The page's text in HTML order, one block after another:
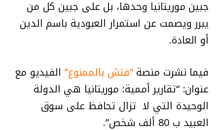
جبين موريتانيا وحدها، بل على جبين كل من
يبرر ويصمت عن استمرار العبودية باسم الدين
أو العادة.
فيما نشرت منصة“فتش بالممنوع” الفيديو مع
عنوان: “تقارير أممية: موريتانيا هي الدولة
الوحيدة التي لا تزال تحافظ على سوق
العبيد ب 80 ألف شخص”.